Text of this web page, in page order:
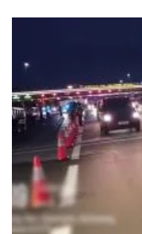
Rekayasa lalu